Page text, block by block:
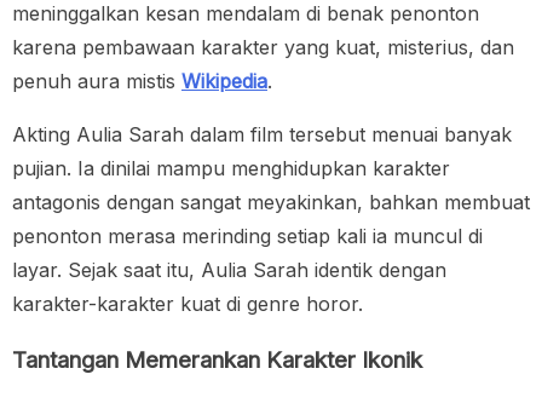
meninggalkan kesan mendalam di benak penonton
karena pembawaan karakter yang kuat, misterius, dan
penuh aura mistis Wikipedia.
Akting Aulia Sarah dalam film tersebut menuai banyak
pujian. Ia dinilai mampu menghidupkan karakter
antagonis dengan sangat meyakinkan, bahkan membuat
penonton merasa merinding setiap kali ia muncul di
layar. Sejak saat itu, Aulia Sarah identik dengan
karakter-karakter kuat di genre horor.
Tantangan Memerankan Karakter Ikonik